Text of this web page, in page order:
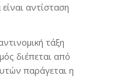
αντίσταση
τάξη
διέπεται από
παράγεται η